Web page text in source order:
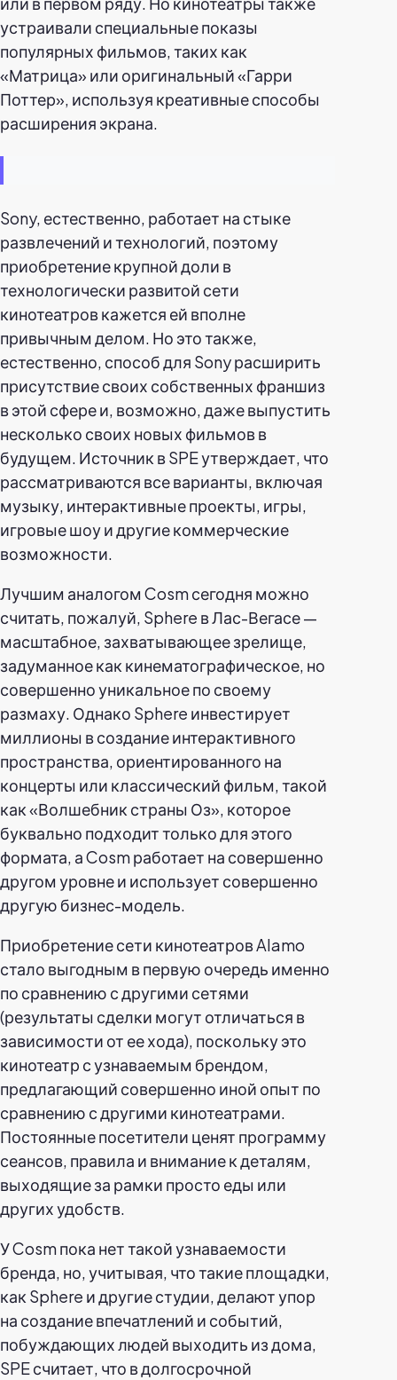
устраивали специальные показы
популярных фильмов, таких как
«Матрица» или оригинальный «Гарри
Поттер», используя креативные способы
расширения экрана.
Sony, естественно, работает на стыке
развлечений и технологий, поэтому
приобретение крупной доли в
технологически развитой сети
кинотеатров кажется ей вполне
привычным делом. Но это также,
естественно, способ для Sony расширить
присутствие своих собственных франшиз
в этой сфере и, возможно, даже выпустить
несколько своих новых фильмов в
будущем. Источник в SPE утверждает, что
рассматриваются все варианты, включая
музыку, интерактивные проекты, игры,
игровые шоу и другие коммерческие
возможности.
Лучшим аналогом Cosm сегодня можно
считать, пожалуй, Sphere в Лас-Вегасе —
масштабное, захватывающее зрелище,
задуманное как кинематографическое, но
совершенно уникальное по своему
размаху. Однако Sphere инвестирует
миллионы в создание интерактивного
пространства, ориентированного на
концерты или классический фильм, такой
как «Волшебник страны Оз», которое
буквально подходит только для этого
формата, а Cosm работает на совершенно
другом уровне и использует совершенно
другую бизнес-модель.
Приобретение сети кинотеатров Alamo
стало выгодным в первую очередь именно
по сравнению с другими сетями
(результаты сделки могут отличаться в
зависимости от ее хода), поскольку это
кинотеатр с узнаваемым брендом,
предлагающий совершенно иной опыт по
сравнению с другими кинотеатрами.
Постоянные посетители ценят программу
сеансов, правила и внимание к деталям,
выходящие за рамки просто еды или
других удобств.
У Cosm пока нет такой узнаваемости
бренда, но, учитывая, что такие площадки,
как Sphere и другие студии, делают упор
на создание впечатлений и событий,
побуждающих людей выходить из дома,
SPE считает, что в долгосрочной